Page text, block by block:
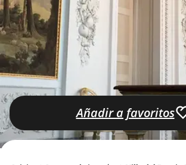
Añadir a favoritos